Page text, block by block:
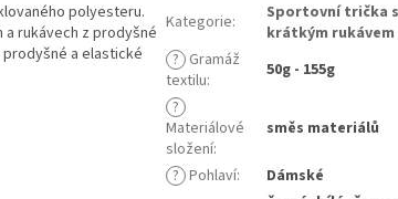
polyesteru.
rukávech z prodyšné
prodyšné a elastické
Kategorie:
Sportovní trička s
krátkým rukávem
? Gramáž
textilu:
50g - 155g
?
Materiálové
složení:
směs materiálů
? Pohlaví:
Dámské